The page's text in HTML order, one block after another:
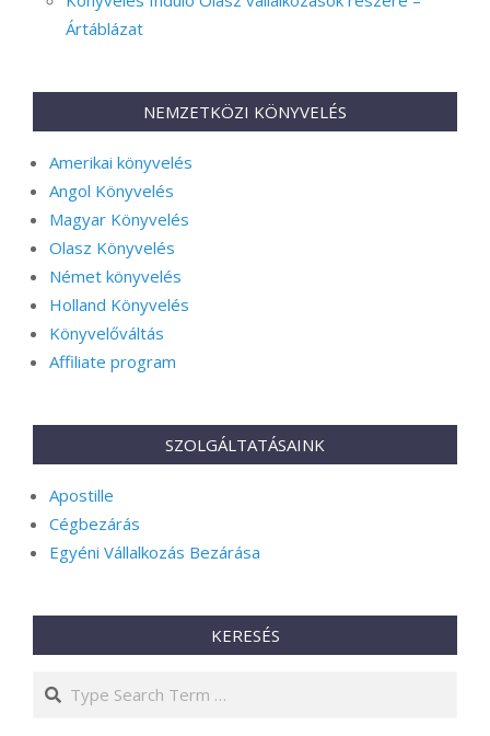
Ártáblázat
NEMZETKÖZI KÖNYVELÉS
Amerikai könyvelés
Angol Könyvelés
Magyar Könyvelés
Olasz Könyvelés
Német könyvelés
Holland Könyvelés
Könyvelőváltás
Affiliate program
SZOLGÁLTATÁSAINK
Apostille
Cégbezárás
Egyéni Vállalkozás Bezárása
KERESÉS
Search